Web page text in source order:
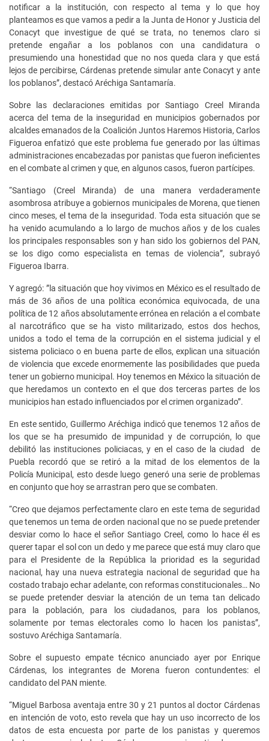
notificar a la institución, con respecto al tema y lo que hoy
planteamos es que vamos a pedir a la Junta de Honor y Justicia del
Conacyt que investigue de qué se trata, no tenemos claro si
pretende engañar a los poblanos con una candidatura o
presumiendo una honestidad que no nos queda clara y que está
lejos de percibirse, Cárdenas pretende simular ante Conacyt y ante
los poblanos”, destacó Aréchiga Santamaría.
Sobre las declaraciones emitidas por Santiago Creel Miranda
acerca del tema de la inseguridad en municipios gobernados por
alcaldes emanados de la Coalición Juntos Haremos Historia, Carlos
Figueroa enfatizó que este problema fue generado por las últimas
administraciones encabezadas por panistas que fueron ineficientes
en el combate al crimen y que, en algunos casos, fueron partícipes.
“Santiago (Creel Miranda) de una manera verdaderamente
asombrosa atribuye a gobiernos municipales de Morena, que tienen
cinco meses, el tema de la inseguridad. Toda esta situación que se
ha venido acumulando a lo largo de muchos años y de los cuales
los principales responsables son y han sido los gobiernos del PAN,
se los digo como especialista en temas de violencia”, subrayó
Figueroa Ibarra.
Y agregó: ”la situación que hoy vivimos en México es el resultado de
más de 36 años de una política económica equivocada, de una
política de 12 años absolutamente errónea en relación a el combate
al narcotráfico que se ha visto militarizado, estos dos hechos,
unidos a todo el tema de la corrupción en el sistema judicial y el
sistema policiaco o en buena parte de ellos, explican una situación
de violencia que excede enormemente las posibilidades que pueda
tener un gobierno municipal. Hoy tenemos en México la situación de
que heredamos un contexto en el que dos terceras partes de los
municipios han estado influenciados por el crimen organizado”.
En este sentido, Guillermo Aréchiga indicó que tenemos 12 años de
los que se ha presumido de impunidad y de corrupción, lo que
debilitó las instituciones policiacas, y en el caso de la ciudad de
Puebla recordó que se retiró a la mitad de los elementos de la
Policía Municipal, esto desde luego generó una serie de problemas
en conjunto que hoy se arrastran pero que se combaten.
“Creo que dejamos perfectamente claro en este tema de seguridad
que tenemos un tema de orden nacional que no se puede pretender
desviar como lo hace el señor Santiago Creel, como lo hace él es
querer tapar el sol con un dedo y me parece que está muy claro que
para el Presidente de la República la prioridad es la seguridad
nacional, hay una nueva estrategia nacional de seguridad que ha
costado trabajo echar adelante, con reformas constitucionales… No
se puede pretender desviar la atención de un tema tan delicado
para la población, para los ciudadanos, para los poblanos,
solamente por temas electorales como lo hacen los panistas”,
sostuvo Aréchiga Santamaría.
Sobre el supuesto empate técnico anunciado ayer por Enrique
Cárdenas, los integrantes de Morena fueron contundentes: el
candidato del PAN miente.
“Miguel Barbosa aventaja entre 30 y 21 puntos al doctor Cárdenas
en intención de voto, esto revela que hay un uso incorrecto de los
datos de esta encuesta por parte de los panistas y queremos